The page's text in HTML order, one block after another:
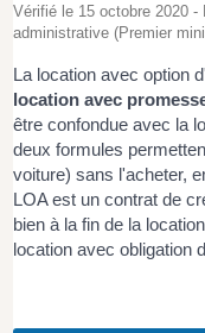
Vérifié le 15 octobre 2020
administrative (Premier
La location avec option
location avec
être confondue avec la
deux formules
voiture) sans l'acheter,
LOA est un contrat de
bien à la fin de la
location avec obligation